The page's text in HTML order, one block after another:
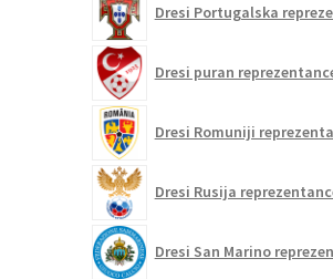
Dresi Portugalska
Dresi puran
Dresi Romuniji
Dresi Rusija
Dresi San Marino